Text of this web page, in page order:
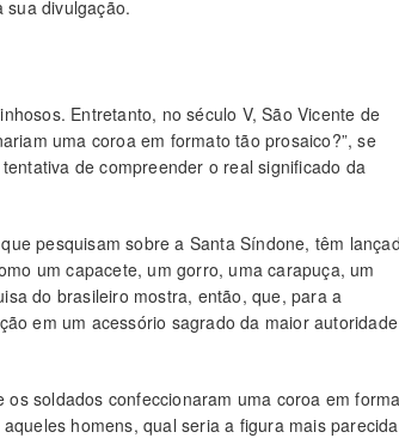
sua divulgação.
Entretanto, no século V, São Vicente de
uma coroa em formato tão prosaico?”, se
de compreender o real significado da
pesquisam sobre a Santa Síndone, têm
um capacete, um gorro, uma carapuça, um
do brasileiro mostra, então, que, para a
em um acessório sagrado da maior autoridade
soldados confeccionaram uma coroa em
homens, qual seria a figura mais parecida